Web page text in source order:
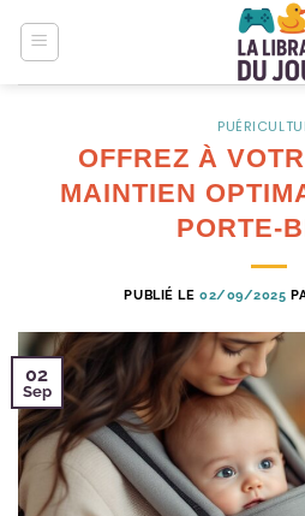
OFFREZ À
MAINTIEN
PORTE-
PUBLIÉ LE 02/09/2025
02
Sep